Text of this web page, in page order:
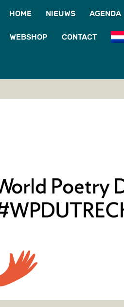
HOME NIEUWS AGENDA
WEBSHOP CONTACT